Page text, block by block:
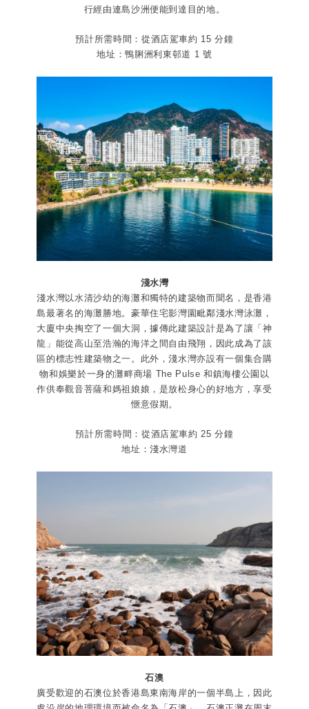
行經由連島沙洲便能到達目的地。
預計所需時間：從酒店駕車約 15 分鐘
地址：鴨脷洲利東邨道 1 號
淺水灣
淺水灣以水清沙幼的海灘和獨特的建築物而聞名，是香港
島最著名的海灘勝地。豪華住宅影灣園毗鄰淺水灣泳灘，
大廈中央掏空了一個大洞，據傳此建築設計是為了讓「神
龍」能從高山至浩瀚的海洋之間自由飛翔，因此成為了該
區的標志性建築物之一。此外，淺水灣亦設有一個集合購
物和娛樂於一身的灘畔商場 The Pulse 和鎮海樓公園以
作供奉觀音菩薩和媽祖娘娘，是放松身心的好地方，享受
愜意假期。
預計所需時間：從酒店駕車約 25 分鐘
地址：淺水灣道
石澳
廣受歡迎的石澳位於香港島東南海岸的一個半島上，因此